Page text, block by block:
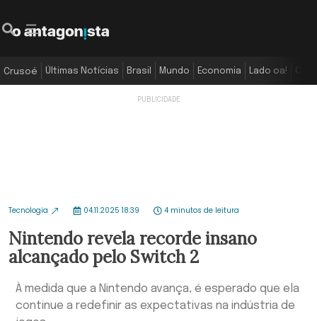
Crusoé Últimas Notícias Brasil Mundo Economia Lado oa!
Tecnologia 04.11.2025 18:39 4 minutos de leitura
Nintendo revela recorde insano
alcançado pelo Switch 2
À medida que a Nintendo avança, é esperado que ela
continue a redefinir as expectativas na indústria de